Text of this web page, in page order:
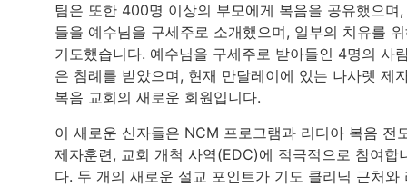
팀은 또한 400명 이상의 부모에게 복음을 공유했으며,
들을 예수님을 구세주로 소개했으며, 일부의 치유를
기도했습니다. 예수님을 구세주로 받아들인 4명의 사
은 침례를 받았으며, 현재 만달레이에 있는 나사렛 제
복음 교회의 새로운 회원입니다.
이 새로운 신자들은 NCM 프로그램과 리디아 복음 전
제자훈련, 교회 개척 사역(EDC)에 적극적으로 참여합
다. 두 개의 새로운 설교 포인트가 기도 클리닉 근처와